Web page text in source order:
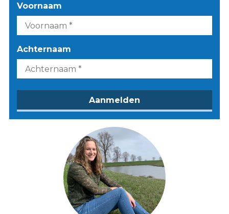
Voornaam
Achternaam